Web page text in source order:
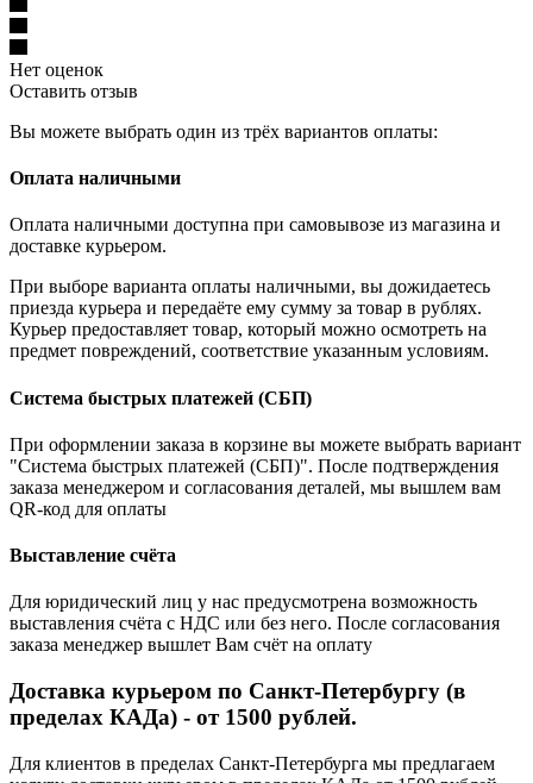
Нет оценок
Оставить отзыв
Вы можете выбрать один из трёх вариантов оплаты:
Оплата наличными
Оплата наличными доступна при самовывозе из магазина и
доставке курьером.
При выборе варианта оплаты наличными, вы дожидаетесь
приезда курьера и передаёте ему сумму за товар в рублях.
Курьер предоставляет товар, который можно осмотреть на
предмет повреждений, соответствие указанным условиям.
Система быстрых платежей (СБП)
При оформлении заказа в корзине вы можете выбрать вариант
"Система быстрых платежей (СБП)". После подтверждения
заказа менеджером и согласования деталей, мы вышлем вам
QR-код для оплаты
Выставление счёта
Для юридический лиц у нас предусмотрена возможность
выставления счёта с НДС или без него. После согласования
заказа менеджер вышлет Вам счёт на оплату
Доставка курьером по Санкт-Петербургу (в
пределах КАДа) - от 1500 рублей.
Для клиентов в пределах Санкт-Петербурга мы предлагаем